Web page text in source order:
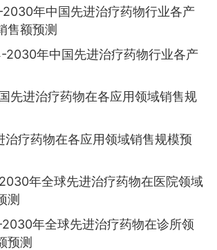
年中国先进治疗药物行业各产
售额预测
年中国先进治疗药物行业各产
先进治疗药物在各应用领域销售规
治疗药物在各应用领域销售规模预
年全球先进治疗药物在医院领域
测
年全球先进治疗药物在诊所领
预测